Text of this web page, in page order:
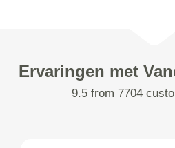
Ervaringen met
9.5 from 7704